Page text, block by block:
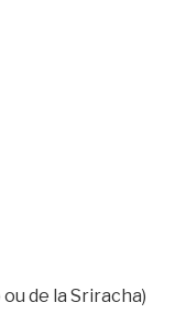
de la Sriracha)